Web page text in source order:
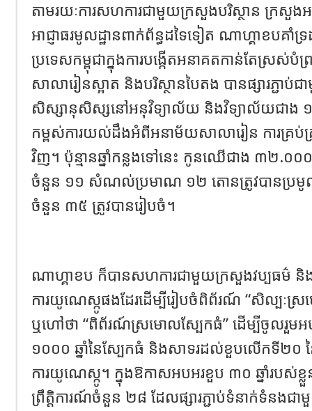
តាមរយៈការសហការជាមួយក្រសួងបរិស្ថាន ក្រសួ
អាជ្ញាធរមូលដ្ឋានពាក់ព័ន្ធដទៃទៀត ណាហ្គាខបគ
ប្រទេសកម្ពុជាក្នុងការបង្កើតអនាគតកាន់តែស្រស់បំ
សាលារៀនស្អាត និងបរិស្ថានបៃតង បានផ្សារភ្ជា
សិស្សានុសិស្សនៅអនុវិទ្យាល័យ និងវិទ្យាល័យជាង
កម្ពស់ការយល់ដឹងអំពីអនាម័យសាលារៀន ការគ្រ
វិញ។ ប៉ុន្មានឆ្នាំកន្លងទៅនេះ កូនឈើជាង ៣២.០០០
ចំនួន ១១ សំណល់ប្រមាណ ១២ តោនត្រូវបានប្រមូល
ចំនួន ៣៥ ត្រូវបានរៀបចំ។
ណាហ្គាខប ក៏បានសហការជាមួយក្រសួងវប្បធម៌ និ
ការយូណេស្កូផងដែរដើម្បីរៀបចំពិព័រណ៍ “សិល្បៈ
ឬហៅថា “ពិព័រណ៍ស្រមោលស្បែកធំ” ដើម្បីចូលរួម
១០០០ ឆ្នាំនៃស្បែកធំ និងសាទរដល់ខួបលើកទី២០
ការយូណេស្កូ។ ក្នុងឱកាសអបអរខួប ៣០ ឆ្នាំរបស់ខ្
ព្រឹត្តិការណ៍ចំនួន ២៨ ដែលផ្សារភ្ជាប់ទំនាក់ទំនងជា